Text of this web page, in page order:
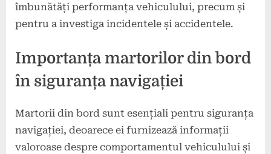
îmbunătăți performanța vehiculului, precum și
pentru a investiga incidentele și accidentele.
Importanța martorilor din bord
în siguranța navigației
Martorii din bord sunt esențiali pentru siguranța
navigației, deoarece ei furnizează informații
valoroase despre comportamentul vehiculului și